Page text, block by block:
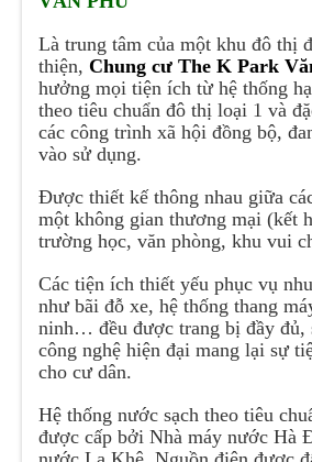
Là trung tâm của một khu đô thị
thiện,Chung cư The K Park
hưởng mọi tiện ích từ hệ thống
theo tiêu chuẩn đô thị loại 1 và
các công trình xã hội đồng bộ,
vào sử dụng.
Được thiết kế thông nhau giữa
một không gian thương mại (kết
trường học, văn phòng, khu vui
Các tiện ích thiết yếu phục vụ
như bãi đỗ xe, hệ thống thang
ninh… đều được trang bị đầy đủ,
công nghệ hiện đại mang lại sự
cho cư dân.
Hệ thống nước sạch theo tiêu
được cấp bởi Nhà máy nước Hà